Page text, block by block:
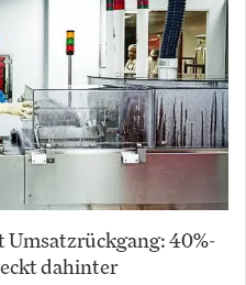
40%-
dahinter